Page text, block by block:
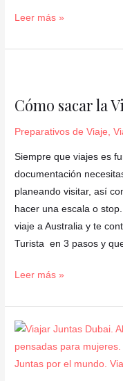
Leer más »
Cómo sacar la
Preparativos de Viaje ,
Siempre que viajes es
documentación
planeando visitar, así
hacer una escala o
viaje a Australia y te
Turista en 3 pasos y
la
Turista
Leer más »
DUBAI,
preparativos
de